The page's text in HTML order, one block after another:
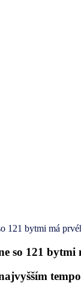
121 bytmi má
so 121 bytmi